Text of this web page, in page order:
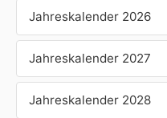
Jahreskalender 2026
Jahreskalender 2027
Jahreskalender 2028